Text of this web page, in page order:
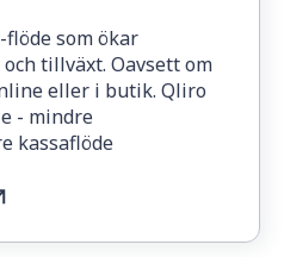
som ökar
tillväxt. Oavsett om
eller i butik. Qliro
- mindre
kassaflöde